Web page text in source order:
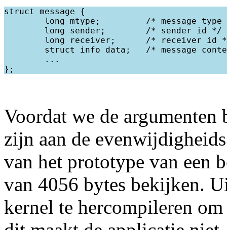
struct message {
long mtype;         /* message type
        long sender;        /* sender id */
long receiver;      /* receiver id
struct info data;   /* message
        ...
Voordat we de
zijn aan de
van het prototype van een
van 4056 bytes bekijken.
kernel te hercompileren